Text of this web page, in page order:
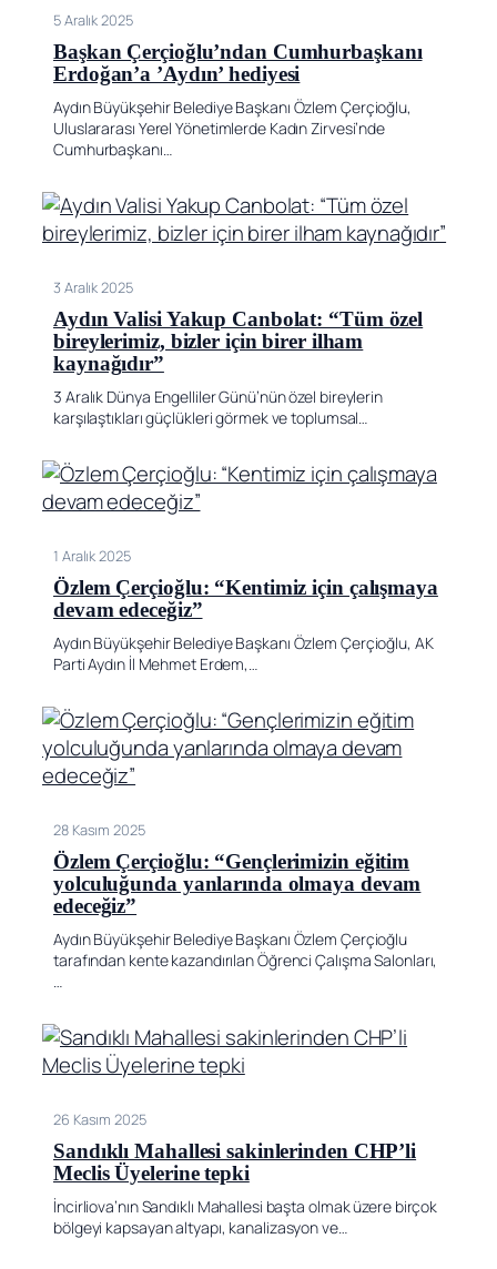
5 Aralık 2025
Başkan Çerçioğlu’ndan Cumhurbaşkanı
Erdoğan’a ’Aydın’ hediyesi
Aydın Büyükşehir Belediye Başkanı Özlem Çerçioğlu,
Uluslararası Yerel Yönetimlerde Kadın Zirvesi’nde
Cumhurbaşkanı…
3 Aralık 2025
Aydın Valisi Yakup Canbolat: “Tüm özel
bireylerimiz, bizler için birer ilham
kaynağıdır”
3 Aralık Dünya Engelliler Günü’nün özel bireylerin
karşılaştıkları güçlükleri görmek ve toplumsal…
1 Aralık 2025
Özlem Çerçioğlu: “Kentimiz için çalışmaya
devam edeceğiz”
Aydın Büyükşehir Belediye Başkanı Özlem Çerçioğlu, AK
Parti Aydın İl Mehmet Erdem,…
28 Kasım 2025
Özlem Çerçioğlu: “Gençlerimizin eğitim
yolculuğunda yanlarında olmaya devam
edeceğiz”
Aydın Büyükşehir Belediye Başkanı Özlem Çerçioğlu
tarafından kente kazandırılan Öğrenci Çalışma Salonları,
…
26 Kasım 2025
Sandıklı Mahallesi sakinlerinden CHP’li
Meclis Üyelerine tepki
İncirliova’nın Sandıklı Mahallesi başta olmak üzere birçok
bölgeyi kapsayan altyapı, kanalizasyon ve…